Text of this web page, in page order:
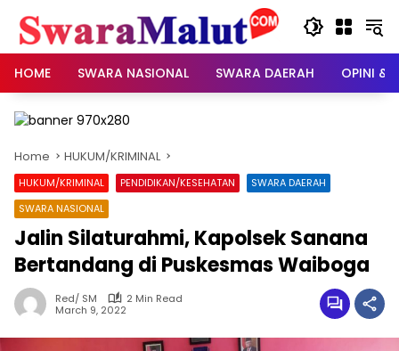
content
HOME
SWARA NASIONAL SWARA DAERAH OPINI &
Home HUKUM/KRIMINAL
HUKUM/KRIMINAL PENDIDIKAN/KESEHATAN
SWARA DAERAH
SWARA NASIONAL
Jalin Silaturahmi, Kapolsek Sanana
Bertandang di Puskesmas Waiboga
Red/ SM
2 Min Read
March 9, 2022